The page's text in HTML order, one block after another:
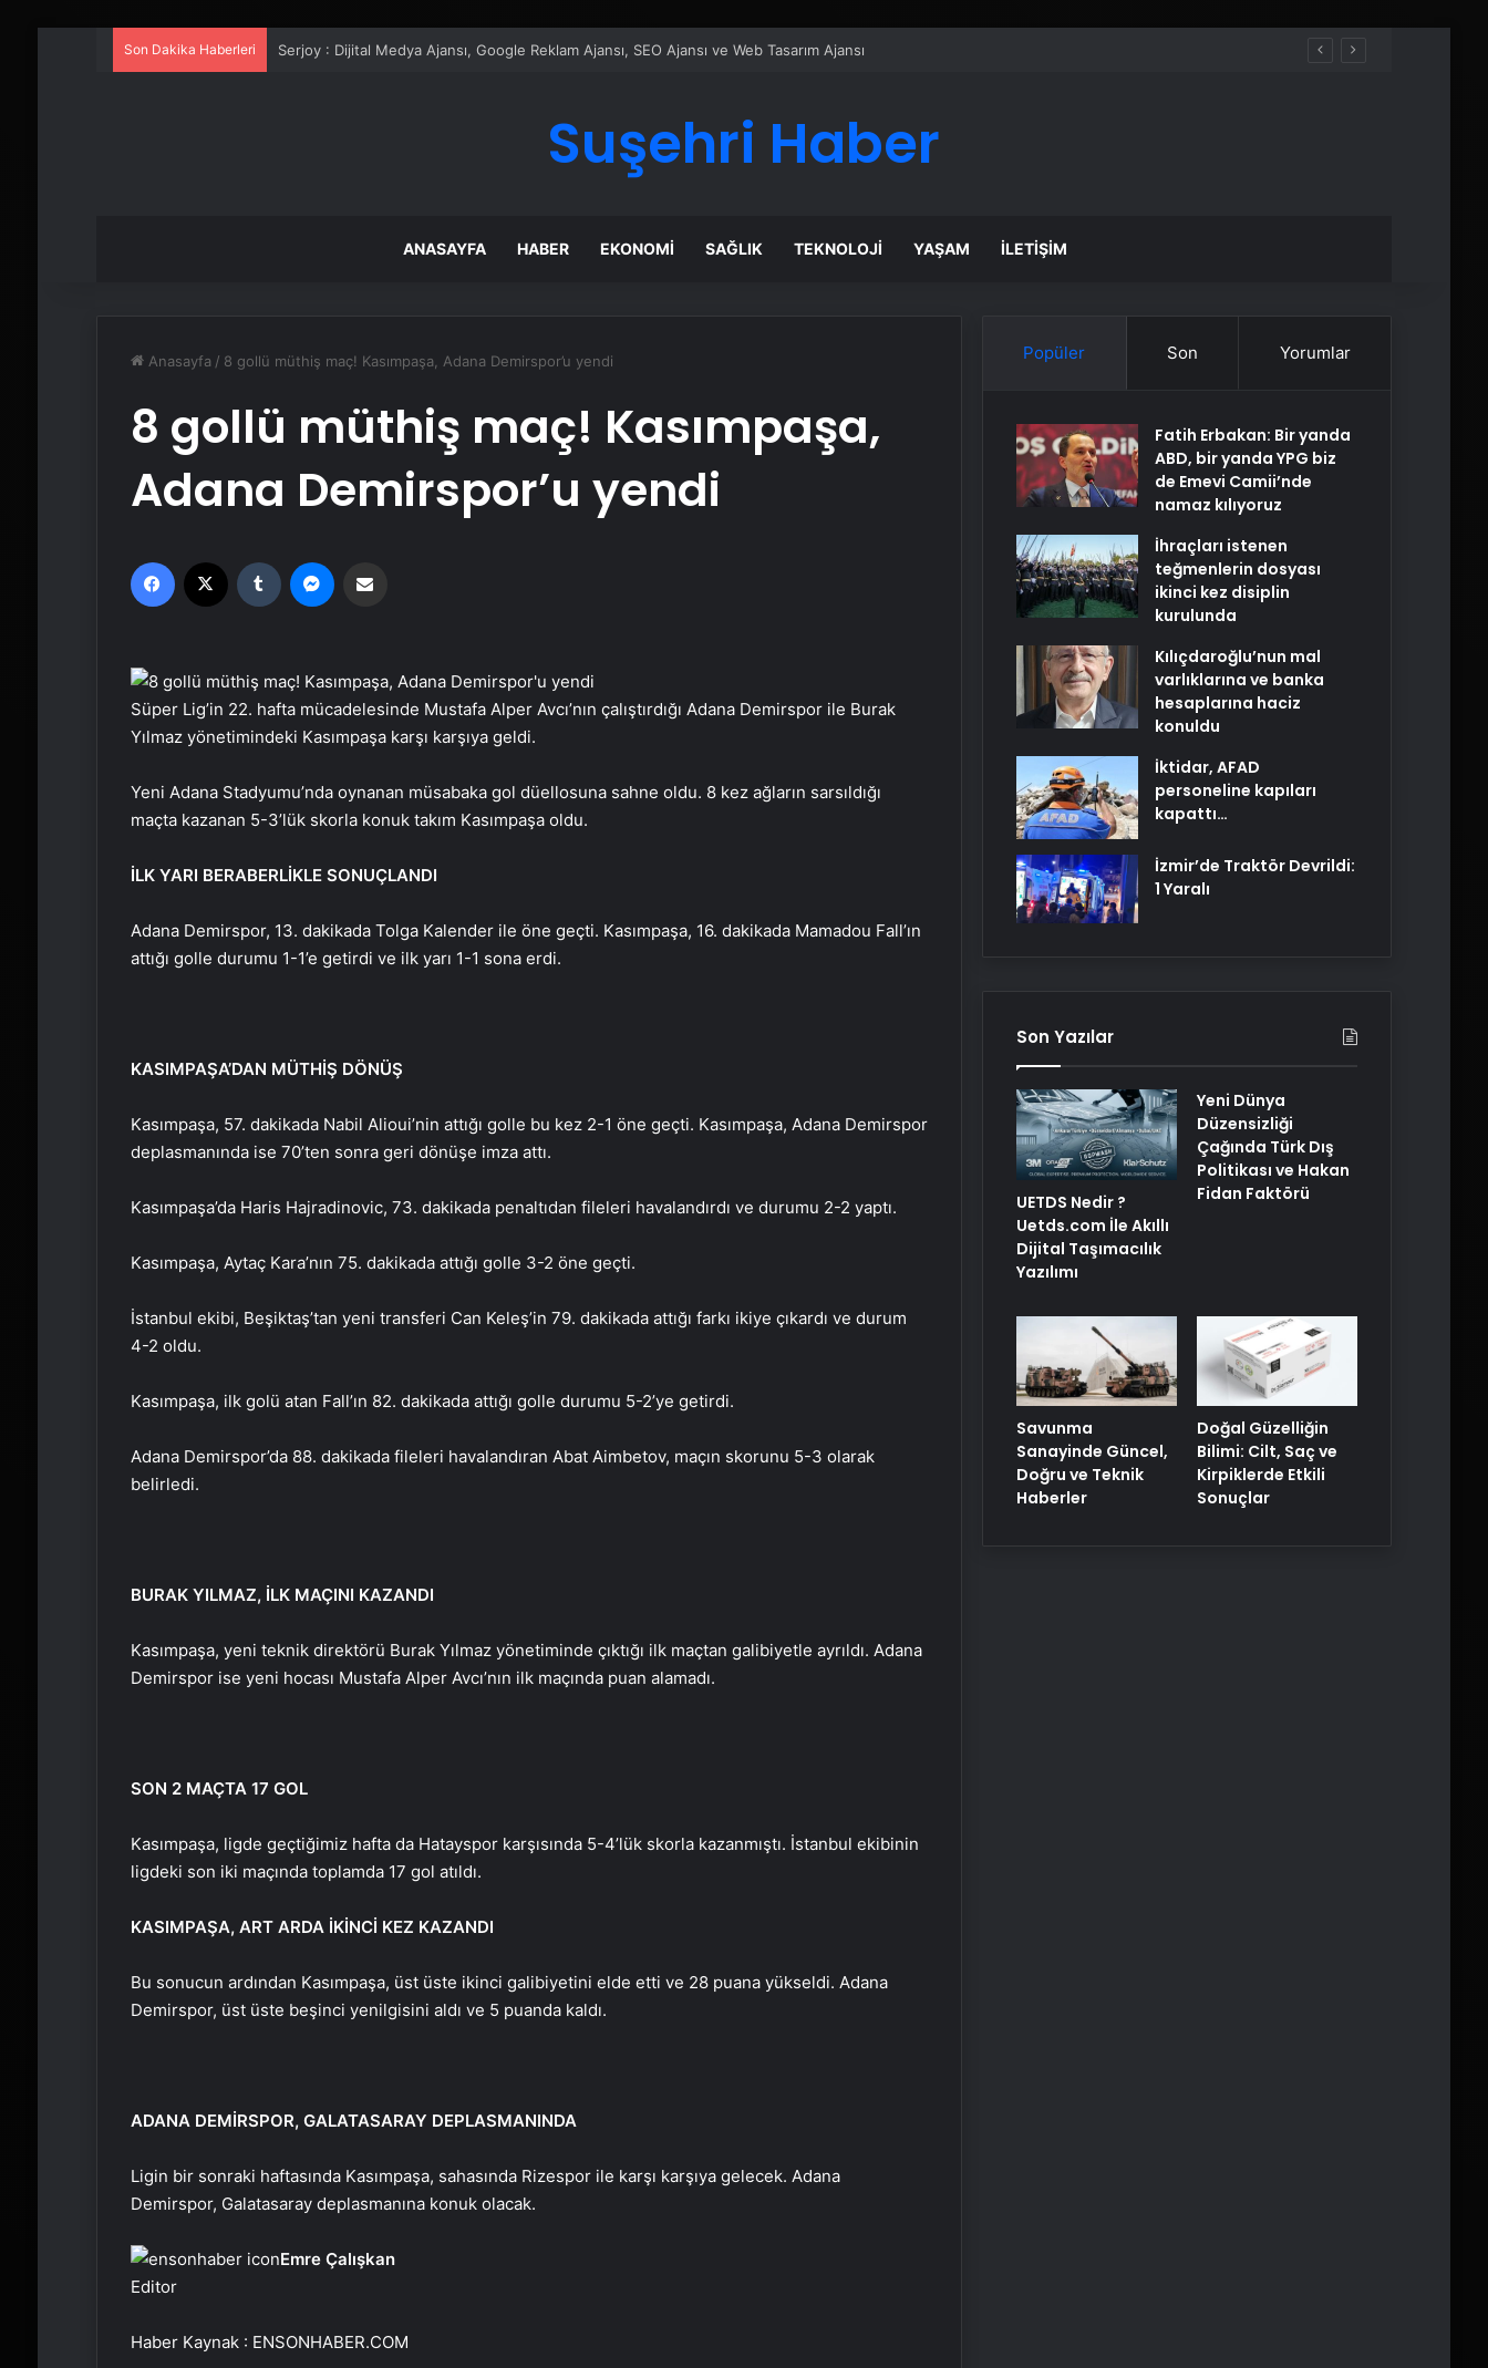
Son Dakika Haberleri UETDS Nedir ? Uetds.com İle Akıllı Dijital Taşımacılık Yazılımı
Suşehri Haber
ANASAYFA HABER EKONOMI SAĞLIK TEKNOLOJI YAŞAM İLETIŞIM
Anasayfa / 8 gollü müthiş maç! Kasımpaşa, Adana Demirspor’u yendi
8 gollü müthiş maç! Kasımpaşa,
Adana Demirspor’u yendi
Facebook Tumblr
Süper Lig’in 22. hafta mücadelesinde Mustafa Alper Avcı’nın çalıştırdığı Adana Demirspor ile Burak
Yılmaz yönetimindeki Kasımpaşa karşı karşıya geldi.
Yeni Adana Stadyumu’nda oynanan müsabaka gol düellosuna sahne oldu. 8 kez ağların sarsıldığı
maçta kazanan 5-3’lük skorla konuk takım Kasımpaşa oldu.
İLK YARI BERABERLİKLE SONUÇLANDI
Adana Demirspor, 13. dakikada Tolga Kalender ile öne geçti. Kasımpaşa, 16. dakikada Mamadou Fall’ın
attığı golle durumu 1-1’e getirdi ve ilk yarı 1-1 sona erdi.
KASIMPAŞA’DAN MÜTHİŞ DÖNÜŞ
Kasımpaşa, 57. dakikada Nabil Alioui’nin attığı golle bu kez 2-1 öne geçti. Kasımpaşa, Adana Demirspor
deplasmanında ise 70’ten sonra geri dönüşe imza attı.
Kasımpaşa’da Haris Hajradinovic, 73. dakikada penaltıdan fileleri havalandırdı ve durumu 2-2 yaptı.
Kasımpaşa, Aytaç Kara’nın 75. dakikada attığı golle 3-2 öne geçti.
İstanbul ekibi, Beşiktaş’tan yeni transferi Can Keleş’in 79. dakikada attığı farkı ikiye çıkardı ve durum
4-2 oldu.
Kasımpaşa, ilk golü atan Fall’ın 82. dakikada attığı golle durumu 5-2’ye getirdi.
Adana Demirspor’da 88. dakikada fileleri havalandıran Abat Aimbetov, maçın skorunu 5-3 olarak
belirledi.
BURAK YILMAZ, İLK MAÇINI KAZANDI
Kasımpaşa, yeni teknik direktörü Burak Yılmaz yönetiminde çıktığı ilk maçtan galibiyetle ayrıldı. Adana
Demirspor ise yeni hocası Mustafa Alper Avcı’nın ilk maçında puan alamadı.
SON 2 MAÇTA 17 GOL
Kasımpaşa, ligde geçtiğimiz hafta da Hatayspor karşısında 5-4’lük skorla kazanmıştı. İstanbul ekibinin
ligdeki son iki maçında toplamda 17 gol atıldı.
KASIMPAŞA, ART ARDA İKİNCİ KEZ KAZANDI
Bu sonucun ardından Kasımpaşa, üst üste ikinci galibiyetini elde etti ve 28 puana yükseldi. Adana
Demirspor, üst üste beşinci yenilgisini aldı ve 5 puanda kaldı.
ADANA DEMİRSPOR, GALATASARAY DEPLASMANINDA
Ligin bir sonraki haftasında Kasımpaşa, sahasında Rizespor ile karşı karşıya gelecek. Adana
Demirspor, Galatasaray deplasmanına konuk olacak.
Emre Çalışkan
Editor
Haber Kaynak : ENSONHABER.COM
Popüler Son Yorumlar
Fatih Erbakan: Bir yanda
ABD, bir yanda YPG biz
de Emevi Camii’nde
namaz kılıyoruz
İhraçları istenen
teğmenlerin dosyası
ikinci kez disiplin
kurulunda
Kılıçdaroğlu’nun mal
varlıklarına ve banka
hesaplarına haciz
konuldu
İktidar, AFAD
personeline kapıları
kapattı…
İzmir’de Traktör Devrildi:
1 Yaralı
Son Yazılar
UETDS Nedir ?
Uetds.com İle Akıllı
Dijital Taşımacılık
Yazılımı
Yeni Dünya
Düzensizliği
Çağında Türk Dış
Politikası ve Hakan
Fidan Faktörü
Savunma
Sanayinde Güncel,
Doğru ve Teknik
Haberler
Doğal Güzelliğin
Bilimi: Cilt, Saç ve
Kirpiklerde Etkili
Sonuçlar